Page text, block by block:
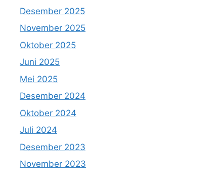
Desember 2025
November 2025
Oktober 2025
Juni 2025
Mei 2025
Desember 2024
Oktober 2024
Juli 2024
Desember 2023
November 2023